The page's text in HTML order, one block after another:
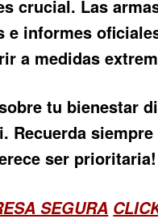
crucial. Las
informes
a medidas
tu bienestar
Recuerda
ser prioritaria!
SEGURA